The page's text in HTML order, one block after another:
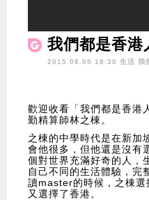
我們都是香
2015.08.09 18:30 生活 我
歡迎收看「我們都是香港
勤精算師林之棟。
之棟的中學時代是在新加
會他很多，但他還是沒有
個對世界充滿好奇的人，
自己不同的生活體驗，完
讀master的時候，之棟選
又選擇了香港。